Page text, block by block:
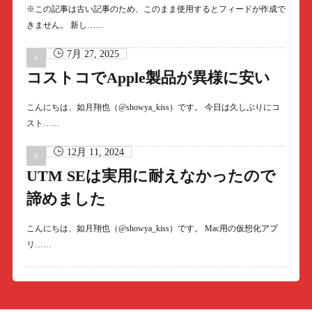
※この記事は古い記事のため、このまま使用するとフィードが作成で
きません。 新し……
7月 27, 2025
コストコでApple製品が異様に安い
こんにちは、如月翔也（@showya_kiss）です。 今日は久しぶりにコ
スト……
12月 11, 2024
UTM SEは実用に耐えなかったので
諦めました
こんにちは、如月翔也（@showya_kiss）です。 Mac用の仮想化アプ
リ……